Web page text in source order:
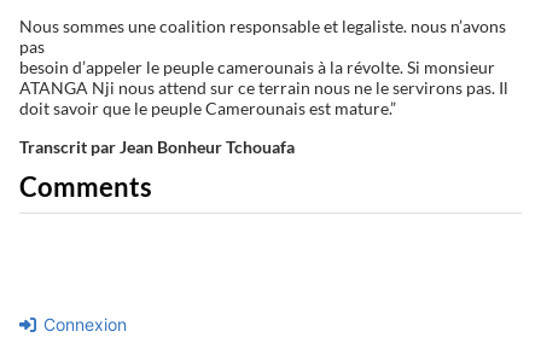
Nous sommes une coalition responsable et legaliste. nous n’avons
pas
besoin d’appeler le peuple camerounais à la révolte. Si monsieur
ATANGA Nji nous attend sur ce terrain nous ne le servirons pas. Il
doit savoir que le peuple Camerounais est mature.”
Transcrit par Jean Bonheur Tchouafa
Comments
Connexion